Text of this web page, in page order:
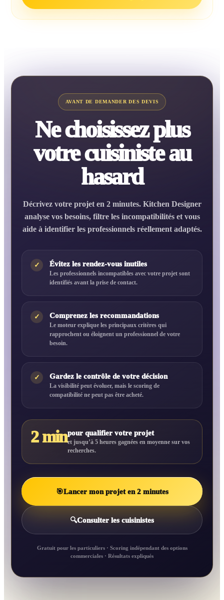
AVANT DE DEMANDER DES DEVIS
Ne choisissez plus
votre cuisiniste au
hasard
Décrivez votre projet en 2 minutes. Kitchen Designer
analyse vos besoins, filtre les incompatibilités et vous
aide à identifier les professionnels réellement adaptés.
✓ Évitez les rendez-vous inutiles
Les professionnels incompatibles avec votre projet sont
identifiés avant la prise de contact.
✓ Comprenez les recommandations
Le moteur explique les principaux critères qui
rapprochent ou éloignent un professionnel de votre
besoin.
✓ Gardez le contrôle de votre décision
La visibilité peut évoluer, mais le scoring de
compatibilité ne peut pas être acheté.
2 minpour qualifier votre projet
et jusqu’à 5 heures gagnées en moyenne sur vos
recherches.
🎯Lancer mon projet en 2 minutes
🔍Consulter les cuisinistes
Gratuit pour les particuliers · Scoring indépendant des options
commerciales · Résultats expliqués